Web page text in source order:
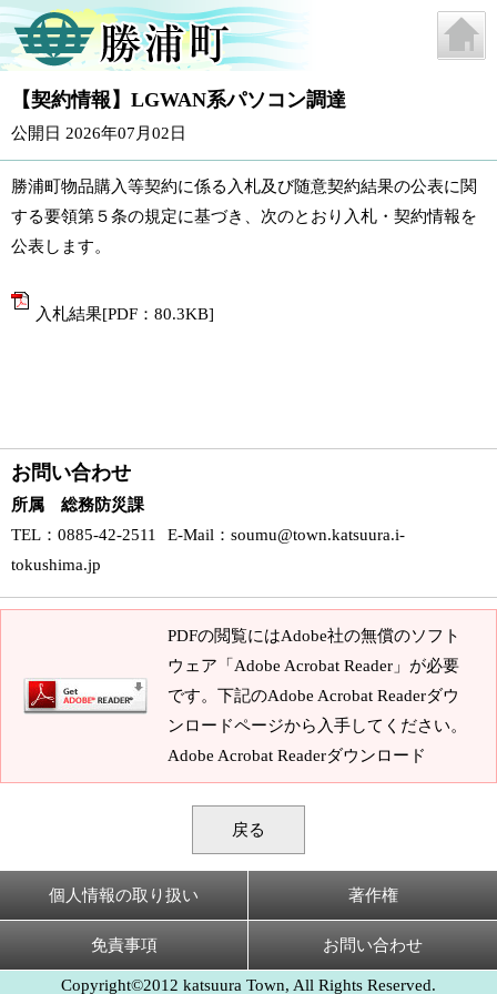
【契約情報】LGWAN系パソコン調達
公開日 2026年07月02日
勝浦町物品購入等契約に係る入札及び随意契約結果の公表に関
する要領第５条の規定に基づき、次のとおり入札・契約情報を
公表します。
入札結果[PDF：80.3KB]
お問い合わせ
所属 総務防災課
TEL ：0885-42-2511 E-Mail ： soumu@town.katsuura.i-
tokushima.jp
PDFの閲覧にはAdobe社の無償のソフト
ウェア「Adobe Acrobat Reader」が必要
です。下記のAdobe Acrobat Readerダウ
ンロードページから入手してください。
Adobe Acrobat Readerダウンロード
戻る
個人情報の取り扱い 著作権
免責事項 お問い合わせ
Copyright©2012 katsuura Town, All Rights Reserved.